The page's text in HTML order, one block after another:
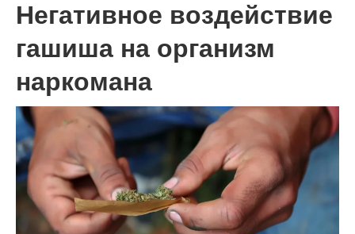
Негативное воздействие
гашиша на организм
наркомана